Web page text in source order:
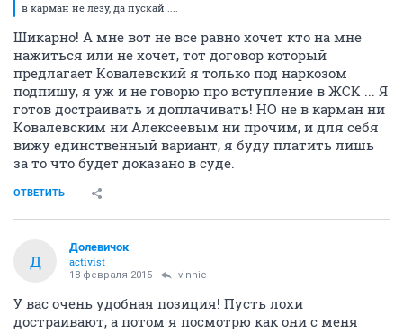
в карман не лезу, да пускай ....
Шикарно! А мне вот не все равно хочет кто на мне
нажиться или не хочет, тот договор который
предлагает Ковалевский я только под наркозом
подпишу, я уж и не говорю про вступление в ЖСК ... Я
готов достраивать и доплачивать! НО не в карман ни
Ковалевским ни Алексеевым ни прочим, и для себя
вижу единственный вариант, я буду платить лишь
за то что будет доказано в суде.
ОТВЕТИТЬ
Д
Долевичок
activist
18 февраля 2015 vinnie
У вас очень удобная позиция! Пусть лохи
достраивают, а потом я посмотрю как они с меня